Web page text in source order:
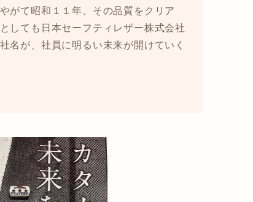
がて昭和１１年、その品質をクリア
しても日本セーフティレザー株式会社
名が、社員に明るい未来が開けていく